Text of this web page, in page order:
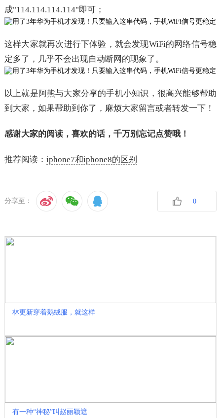
成"114.114.114.114"即可；
这样大家就再次进行下体验，就会发现WiFi的网络信号稳
定多了，几乎不会出现自动断网的现象了。
以上就是阿熊与大家分享的手机小知识，很高兴能够帮助
到大家，如果帮助到你了，麻烦大家留言或者转发一下！
感谢大家的阅读，喜欢的话，千万别忘记点赞哦！
推荐阅读： iphone7和iphone8的区别
分享至： 0
林更新穿着鹅绒服，就这样
有一种“神秘”叫赵丽颖遮